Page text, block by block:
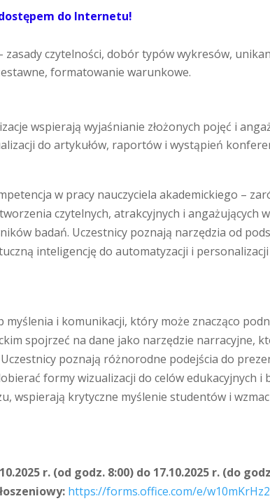
do Internetu!
zasady czytelności, dobór typów wykresów,
formatowanie warunkowe.
wspierają wyjaśnianie złożonych pojęć i
do artykułów, raportów i wystąpień
w pracy nauczyciela akademickiego –
czytelnych, atrakcyjnych i angażujących
badań. Uczestnicy poznają narzędzia od
inteligencję do automatyzacji i
i komunikacji, który może znacząco
spojrzeć na dane jako narzędzie narracyjne,
poznają różnorodne podejścia do
formy wizualizacji do celów edukacyjnych i
wspierają krytyczne myślenie studentów i
r. (od godz. 8:00) do 17.10.2025 r. (do
https://forms.office.com/e/